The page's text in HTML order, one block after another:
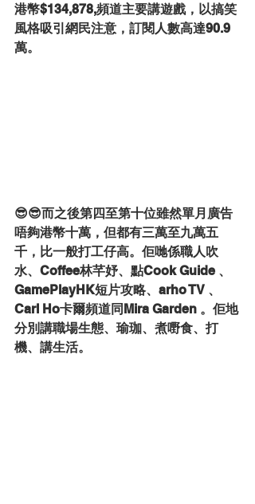
港幣$134,878,頻道主要講遊戲，以搞笑
風格吸引網民注意，訂閱人數高達90.9
萬。
😎😎而之後第四至第十位雖然單月廣告
唔夠港幣十萬，但都有三萬至九萬五
千，比一般打工仔高。佢哋係職人吹
水、Coffee林芊妤、點Cook Guide 、
GamePlayHK短片攻略、arho TV 、
Carl Ho卡爾頻道同Mira Garden 。佢地
分別講職場生態、瑜珈、煮嘢食、打
機、講生活。